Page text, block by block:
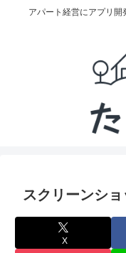
アパート経営にアプリ開
スクリーンシ
X